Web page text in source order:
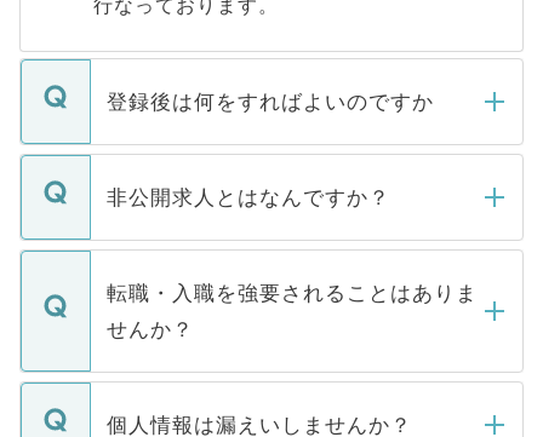
行なっております。
登録後は何をすればよいのですか
ご登録いただきましたら、弊社担当者がご
登録内容を確認し、その後メールもしくは
ます。通常、5営業日以内にはご連絡をせて
いただきますので、しばらくお待ちくださ
非公開求人とはなんですか？
マイナビDOCTORで取り扱っている求人の
うち約3割は、Webサイトからご覧いただ
けない「非公開求人」です。非公開求人は
下記の理由によって、一般には公開してい
ません。
転職・入職を強要されることはありま
せんか？
転職・入職を強要することは一切ありませ
ん。また、仮に応募先から内定をいただい
個人情報は漏えいしませんか？